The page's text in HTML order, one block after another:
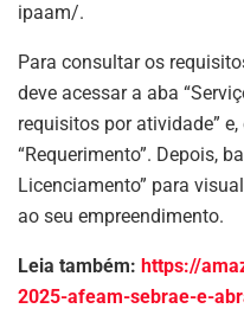
ipaam/.
Para consultar os
deve acessar a aba
requisitos por atividade”
“Requerimento”. Depois,
Licenciamento” para
ao seu empreendimento.
Leia também: https://
2025-afeam-sebrae-e-